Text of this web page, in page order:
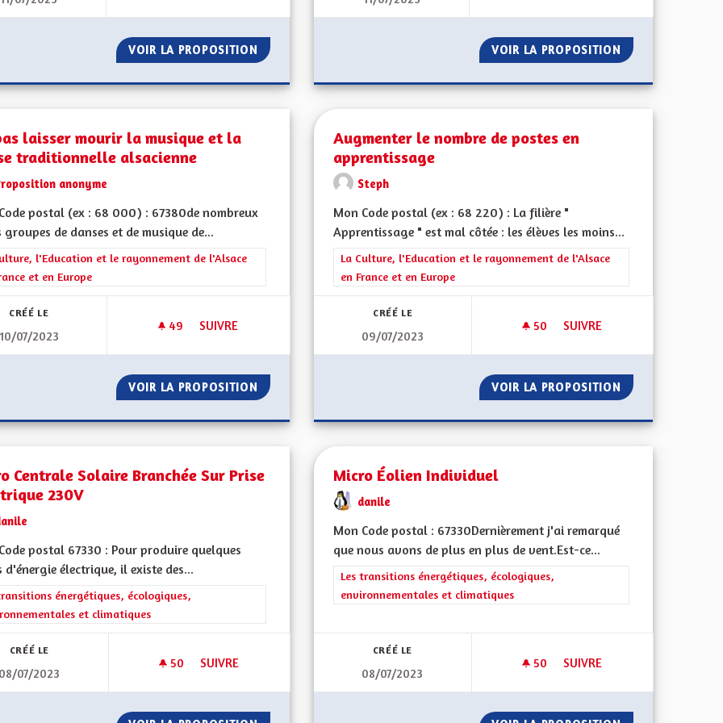
VOIR LA PROPOSITION UNE ALSACE DÉMOCRATIQUE SANS OLIGARCHIEVOIR LA PROPOSITION UNE ALSACE
laisser mourir la musique et la
traditionnelle alsacienne
anonyme
postal (ex : 68 000) : 67380de nombreux
de danses et de musique de...
les résultats de la catégorie : La Culture, l'Education et le rayonnement de l'Alsace en France et en Europe
l'Education et le rayonnement de l'Alsace
et en Europe
CRÉÉ LE
10/07/2023
49 49 ABONNÉS
SUIVRE
NE PAS LAISSER MOURIR LA MUSIQUE ET LA DANSE TRADITIONNELLE ALSACIENNE
VOIR LA PROPOSITION NE PAS LAISSER MOURIR LA MUSIQUE ET LA DANSE TRADITIONNELLE
Augmenter le nombre de postes en
apprentissage
Steph
Mon Code postal (ex : 68 220) : La filière "
Apprentissage " est mal côtée : les élèves les moins...
Filtrer les résultats de la catégorie : La Culture, l'Education et le
La Culture, l'Education et le rayonnement de l'Alsace
en France et en Europe
CRÉÉ LE
09/07/2023
50 50 ABONNÉS
SUIVRE
VOIR LA PROPOSITION AUGMENTER LE
Centrale Solaire Branchée Sur Prise
230V
postal 67330 : Pour produire quelques
d'énergie électrique, il existe des...
les résultats de la catégorie : Les transitions énergétiques, écologiques, environnementales et climatiques
énergétiques, écologiques,
et climatiques
CRÉÉ LE
08/07/2023
50 50 ABONNÉS
SUIVRE
MICRO CENTRALE SOLAIRE BRANCHÉE SUR PRISE ÉLECTRIQUE 230V
Micro Éolien Individuel
danile
Mon Code postal : 67330Dernièrement j'ai remarqué
que nous avons de plus en plus de vent.Est-ce...
Filtrer les résultats de la catégorie : Les transitions énergétiques,
Les transitions énergétiques, écologiques,
environnementales et climatiques
CRÉÉ LE
08/07/2023
50 50 ABONNÉS
SUIVRE